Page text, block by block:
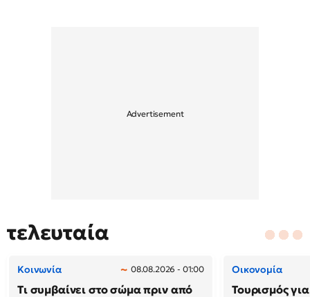
τελευταία
Κοινωνία 08.08.2026 - 01:00
Τι συμβαίνει στο σώμα πριν από
Οικονομία
Τουρισμός